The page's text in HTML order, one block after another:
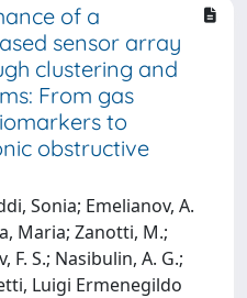
of a
sensor array
clustering and
From gas
to
obstructive
Sonia; Emelianov, A.
Maria; Zanotti, M.;
F. S.; Nasibulin, A. G.;
Luigi Ermenegildo